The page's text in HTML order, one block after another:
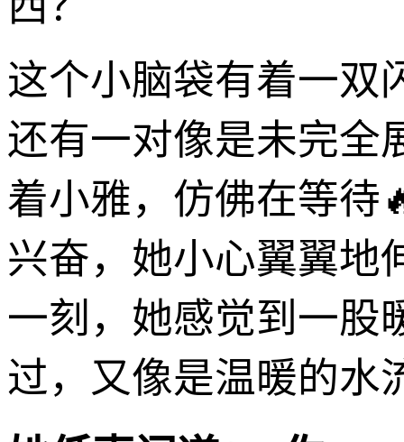
这个小脑袋有着一双
还有一对像是未完全
着小雅，仿佛在等待
兴奋，她小心翼翼地
一刻，她感觉到一股
过，又像是温暖的水